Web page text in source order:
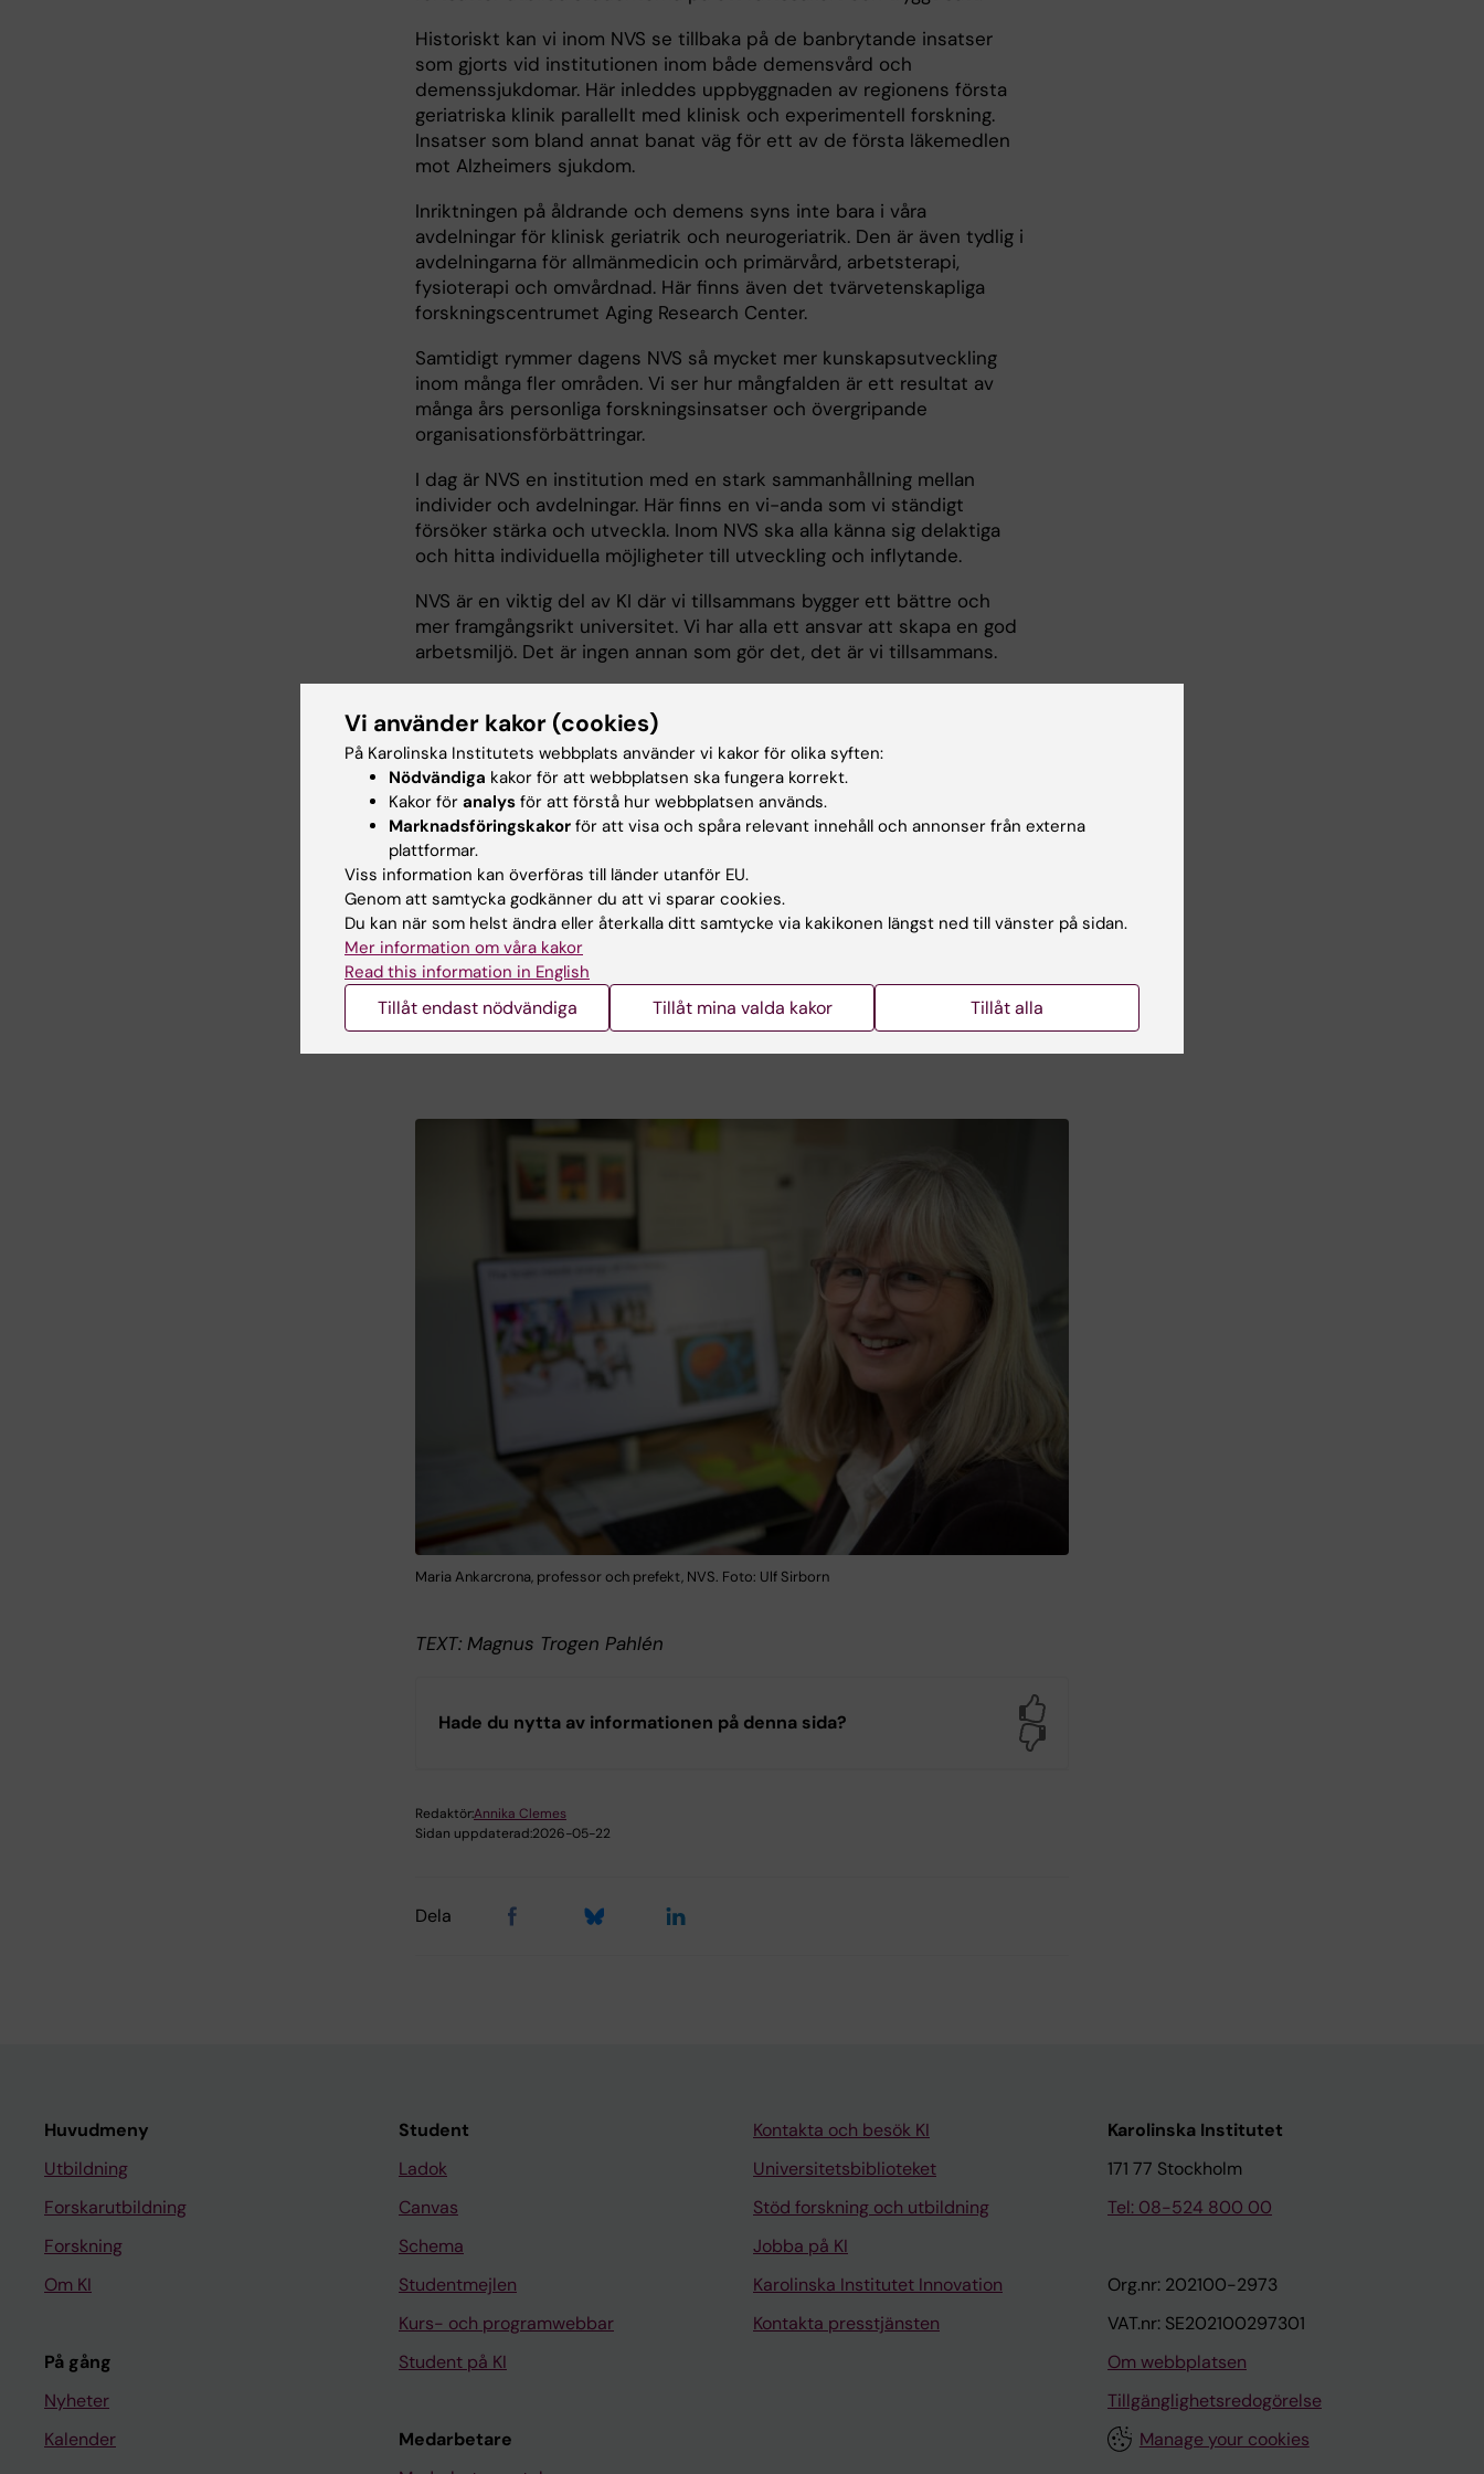
Historiskt kan vi inom NVS se tillbaka på de banbrytande insatser
som gjorts vid institutionen inom både demensvård och
demenssjukdomar. Här inleddes uppbyggnaden av regionens första
geriatriska klinik parallellt med klinisk och experimentell forskning.
Insatser som bland annat banat väg för ett av de första läkemedlen
mot Alzheimers sjukdom.
Inriktningen på åldrande och demens syns inte bara i våra
avdelningar för klinisk geriatrik och neurogeriatrik. Den är även tydlig i
avdelningarna för allmänmedicin och primärvård, arbetsterapi,
fysioterapi och omvårdnad. Här finns även det tvärvetenskapliga
forskningscentrumet Aging Research Center.
Samtidigt rymmer dagens NVS så mycket mer kunskapsutveckling
inom många fler områden. Vi ser hur mångfalden är ett resultat av
många års personliga forskningsinsatser och övergripande
organisationsförbättringar.
I dag är NVS en institution med en stark sammanhållning mellan
individer och avdelningar. Här finns en vi-anda som vi ständigt
försöker stärka och utveckla. Inom NVS ska alla känna sig delaktiga
och hitta individuella möjligheter till utveckling och inflytande.
NVS är en viktig del av KI där vi tillsammans bygger ett bättre och
mer framgångsrikt universitet. Vi har alla ett ansvar att skapa en god
arbetsmiljö. Det är ingen annan som gör det, det är vi tillsammans.
vår starka historia utan även med tanke på den förnyelse av
forskning och utbildning som sker vid institutionen. Vi står inför en
omvälvande förändring av samhället som kräver mycket mer
kunskap. Såväl inom äldrevård och demenssjukdom som övrig hälso-
och sjukvård.
För att möta framtidens utmaningar är det viktigt att vi fortsätter att
ge våra studenter möjligheten att utvecklas till individer som kan
bidra till ett hållbart samhälle. Vi inom NVS arbetar vidare för att
bygga upp de kunskaper och färdigheter som krävs för att möta
framtidens samhällsutmaningar – inom hela spektrumet från cell till
samhälle.
Maria Ankarcrona, professor och prefekt, NVS. Foto: Ulf Sirborn
TEXT: Magnus Trogen Pahlén
Hade du nytta av informationen på denna sida?
Redaktör:Annika Clemes
Sidan uppdaterad:2026-05-22
Dela
Huvudmeny
Utbildning
Forskarutbildning
Forskning
Om KI
På gång
Nyheter
Kalender
Student
Ladok
Canvas
Schema
Studentmejlen
Kurs- och programwebbar
Student på KI
Medarbetare
Kontakta och besök KI
Universitetsbiblioteket
Stöd forskning och utbildning
Jobba på KI
Karolinska Institutet Innovation
Kontakta presstjänsten
Karolinska Institutet
171 77 Stockholm
Tel: 08-524 800 00
Org.nr: 202100-2973
VAT.nr: SE202100297301
Om webbplatsen
Tillgänglighetsredogörelse
Manage your cookies
Vi använder kakor (cookies)
På Karolinska Institutets webbplats använder vi kakor för olika syften:
Nödvändiga kakor för att webbplatsen ska fungera korrekt.
Kakor för analys för att förstå hur webbplatsen används.
Marknadsföringskakor för att visa och spåra relevant innehåll och annonser från externa
plattformar.
Viss information kan överföras till länder utanför EU.
Genom att samtycka godkänner du att vi sparar cookies.
Du kan när som helst ändra eller återkalla ditt samtycke via kakikonen längst ned till vänster på sidan.
Mer information om våra kakor
Read this information in English
Tillåt endast nödvändiga Tillåt mina valda kakor Tillåt alla